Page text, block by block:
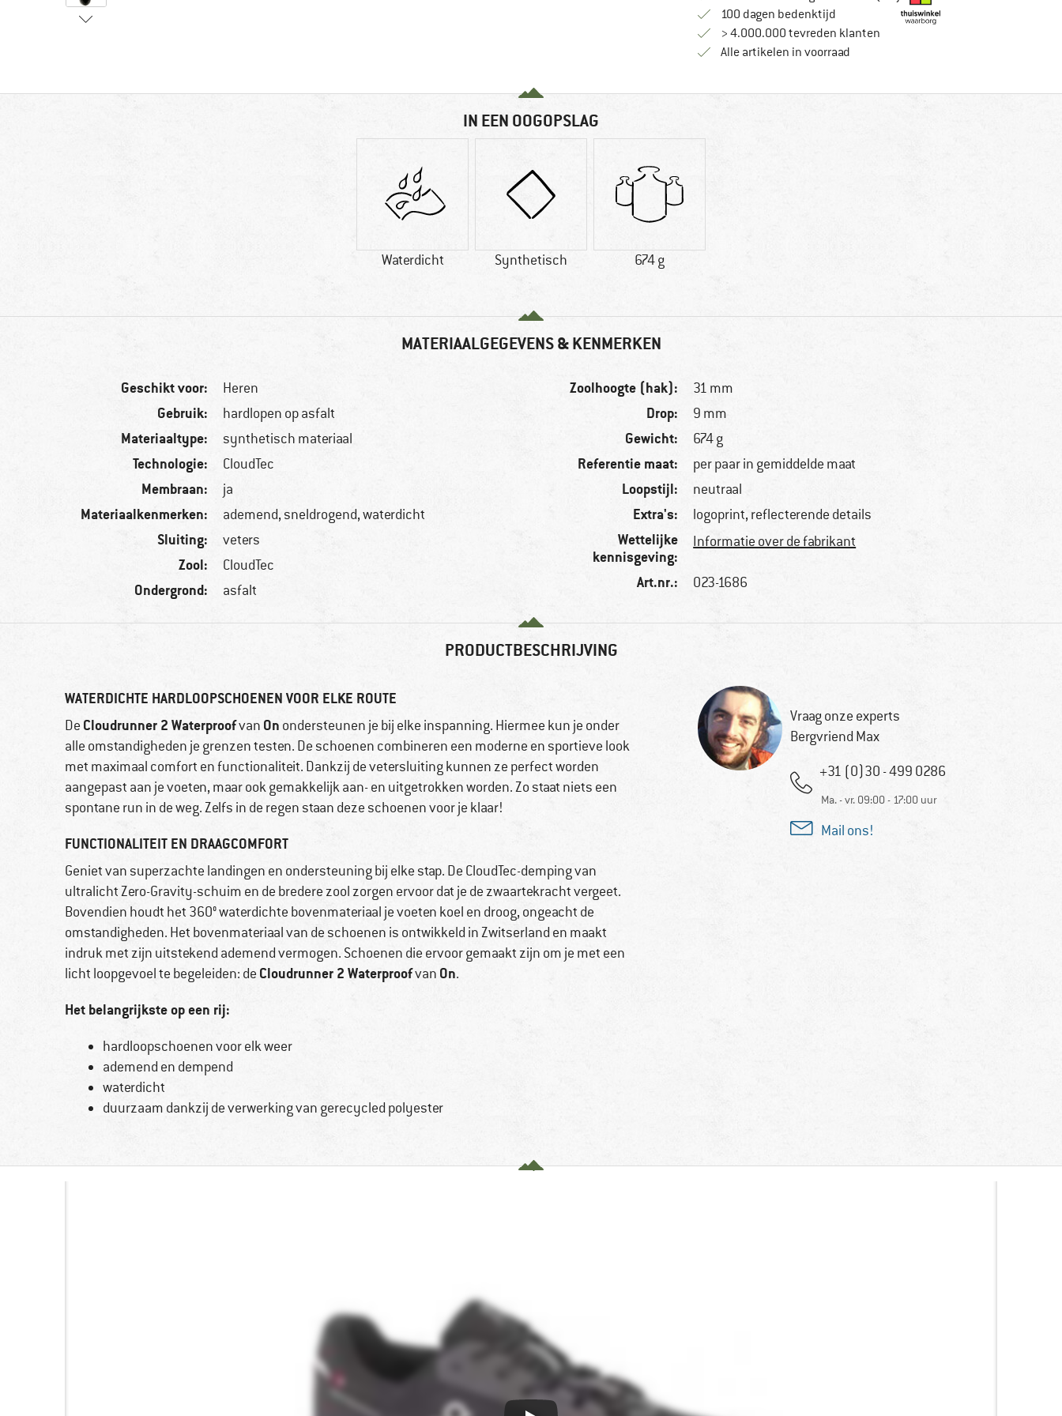
100 dagen bedenktijdVind de betalingsinformatie hier! Opent in
> 4.000.000 tevreden klanten
Alle artikelen in voorraad
IN EEN OOGOPSLAG
Waterdicht Synthetisch 674 g
MATERIAALGEGEVENS & KENMERKEN
Geschikt voor: Heren
Gebruik: hardlopen op asfalt
Materiaaltype: synthetisch materiaal
Technologie: CloudTec
Membraan: ja
Materiaalkenmerken: ademend, sneldrogend, waterdicht
Sluiting: veters
Zool: CloudTec
Ondergrond: asfalt
Zoolhoogte (hak): 31 mm
Drop: 9 mm
Gewicht: 674 g
Referentie maat: per paar in gemiddelde maat
Loopstijl: neutraal
Extra's: logoprint, reflecterende details
Wettelijke
kennisgeving:
Informatie over de fabrikant
Art.nr.: 023-1686
PRODUCTBESCHRIJVING
WATERDICHTE HARDLOOPSCHOENEN VOOR ELKE ROUTE
De Cloudrunner 2 Waterproofvan On ondersteunen je bij elke inspanning. Hiermee kun je onder
alle omstandigheden je grenzen testen. De schoenen combineren een moderne en sportieve look
met maximaal comfort en functionaliteit. Dankzij de vetersluiting kunnen ze perfect worden
aangepast aan je voeten, maar ook gemakkelijk aan- en uitgetrokken worden. Zo staat niets een
spontane run in de weg. Zelfs in de regen staan deze schoenen voor je klaar!
FUNCTIONALITEIT EN DRAAGCOMFORT
Geniet van superzachte landingen en ondersteuning bij elke stap. De CloudTec-demping van
ultralicht Zero-Gravity-schuim en de bredere zool zorgen ervoor dat je de zwaartekracht vergeet.
Bovendien houdt het 360° waterdichte bovenmateriaal je voeten koel en droog, ongeacht de
omstandigheden. Het bovenmateriaal van de schoenen is ontwikkeld in Zwitserland en maakt
indruk met zijn uitstekend ademend vermogen. Schoenen die ervoor gemaakt zijn om je met een
licht loopgevoel te begeleiden: de Cloudrunner 2 Waterproofvan On.
Het belangrijkste op een rij:
hardloopschoenen voor elk weer
ademend en dempend
waterdicht
duurzaam dankzij de verwerking van gerecycled polyester
Vraag onze experts
Bergvriend Max
+31 (0)30 - 499 0286
Ma. - vr. 09:00 - 17:00 uur
Mail ons!